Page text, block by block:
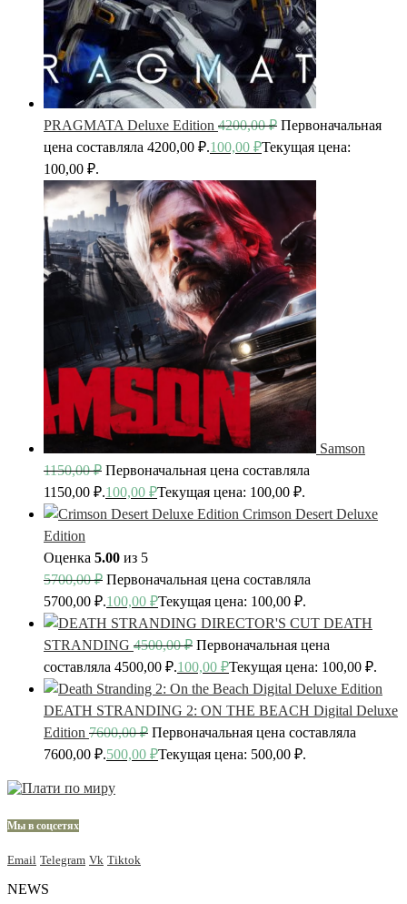
PRAGMATA Deluxe Edition 4200,00₽ Первоначальная
цена составляла 4200,00 ₽.100,00 ₽Текущая цена:
100,00 ₽.
Samson
1150,00₽ Первоначальная цена составляла
1150,00 ₽.100,00 ₽Текущая цена: 100,00 ₽.
Crimson Desert Deluxe
Edition
Оценка 5.00 из 5
5700,00₽ Первоначальная цена составляла
5700,00 ₽.100,00 ₽Текущая цена: 100,00 ₽.
DEATH
STRANDING 4500,00₽ Первоначальная цена
составляла 4500,00 ₽.100,00 ₽Текущая цена: 100,00 ₽.
DEATH STRANDING 2: ON THE BEACH Digital Deluxe
Edition 7600,00₽ Первоначальная цена составляла
7600,00 ₽.500,00 ₽Текущая цена: 500,00 ₽.
Мы в соцсетях
Email Telegram Vk Tiktok
NEWS